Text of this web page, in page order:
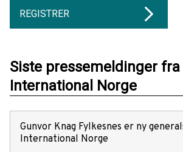
REGISTRER
Siste pressemeldinger fra
International Norge
Gunvor Knag Fylkesnes er ny
International Norge